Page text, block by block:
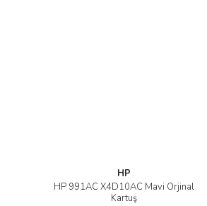
HP
HP 991AC X4D10AC Mavi Orjinal
Kartuş
İncele